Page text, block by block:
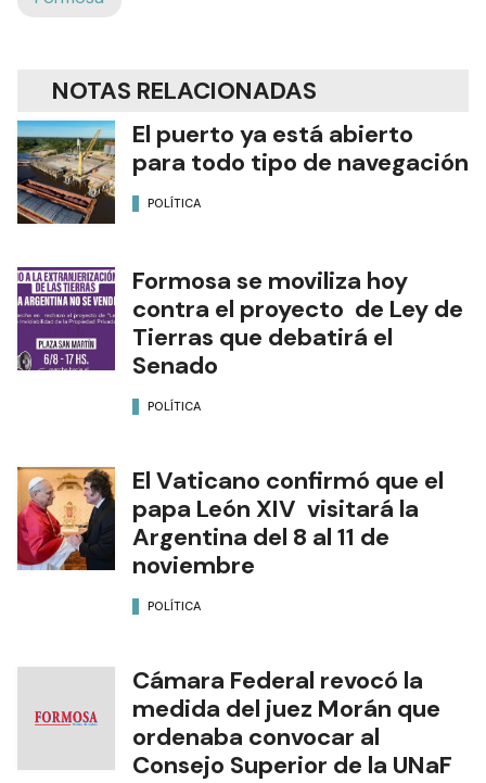
NOTAS RELACIONADAS
El puerto ya está abierto
para todo tipo de navegación
POLÍTICA
Formosa se moviliza hoy
contra el proyecto de Ley de
Tierras que debatirá el
Senado
POLÍTICA
El Vaticano confirmó que el
papa León XIV visitará la
Argentina del 8 al 11 de
noviembre
POLÍTICA
Cámara Federal revocó la
medida del juez Morán que
ordenaba convocar al
Consejo Superior de la UNaF